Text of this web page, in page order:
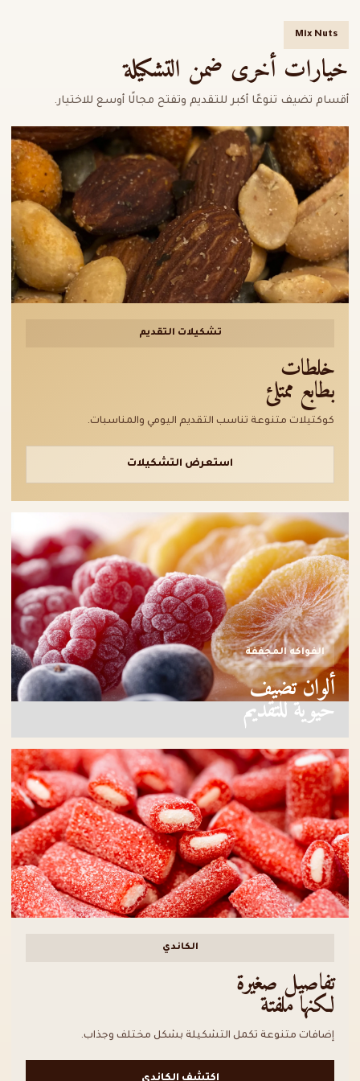
Mix Nuts
خيارات أخرى ضمن التشكيلة
أقسام تضيف تنوعًا أكبر للتقديم وتفتح مجالًا أوسع للاختيار.
تشكيلات التقديم
خلطات
بطابع ممتلئ
كوكتيلات متنوعة تناسب التقديم اليومي والمناسبات.
استعرض التشكيلات
الفواكه المجففة
ألوان تضيف
حيوية للتقديم
الكاندي
تفاصيل صغيرة
لكنها ملفتة
إضافات متنوعة تكمل التشكيلة بشكل مختلف وجذاب.
اكتشف الكاندي